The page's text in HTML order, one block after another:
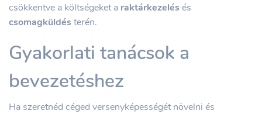
csökkentve a költségeket a raktárkezelés és
csomagküldés terén.
Gyakorlati tanácsok a
bevezetéshez
Ha szeretnéd céged versenyképességét növelni és